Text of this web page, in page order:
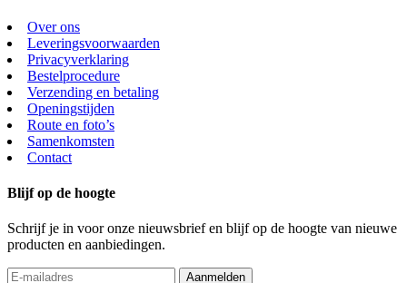
Over ons
Leveringsvoorwaarden
Privacyverklaring
Bestelprocedure
Verzending en betaling
Openingstijden
Route en foto’s
Samenkomsten
Contact
Blijf op de hoogte
Schrijf je in voor onze nieuwsbrief en blijf op de hoogte van nieuwe
producten en aanbiedingen.